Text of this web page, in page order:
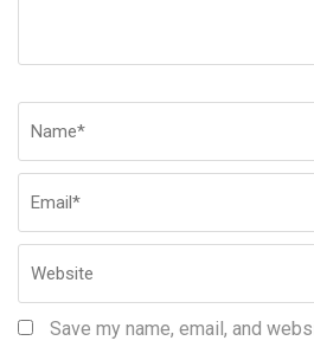
Save my name, email, and